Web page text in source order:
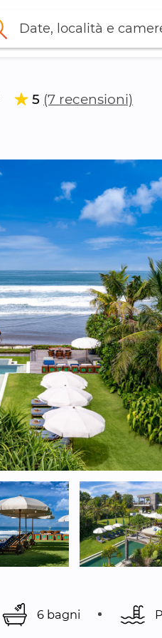
Date, località e
5 (7 recensioni)
6 bagni